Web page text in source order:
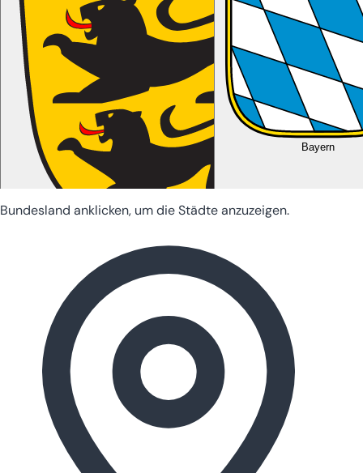
Baden-Württemberg
Bayern
Bundesland anklicken, um die Städte anzuzeigen.